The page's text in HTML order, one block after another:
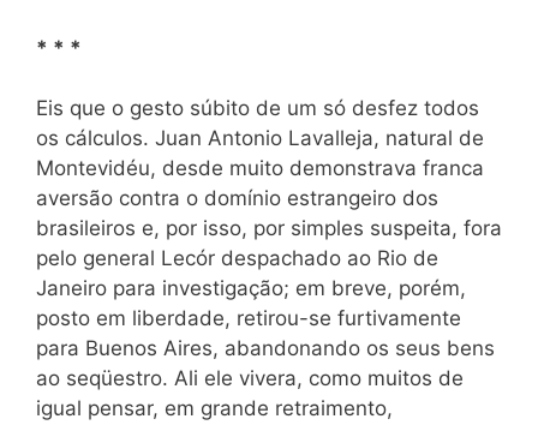
* * *
Eis que o gesto súbito de um só desfez todos
os cálculos. Juan Antonio Lavalleja, natural de
Montevidéu, desde muito demonstrava franca
aversão contra o domínio estrangeiro dos
brasileiros e, por isso, por simples suspeita, fora
pelo general Lecór despachado ao Rio de
Janeiro para investigação; em breve, porém,
posto em liberdade, retirou-se furtivamente
para Buenos Aires, abandonando os seus bens
ao seqüestro. Ali ele vivera, como muitos de
igual pensar, em grande retraimento,